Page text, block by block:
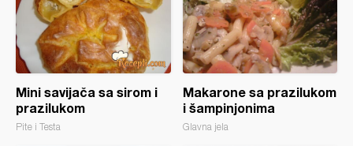
Mini savijača sa sirom i
prazilukom
Pite i Testa
Makarone sa prazilukom
i šampinjonima
Glavna jela